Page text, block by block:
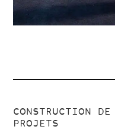
CONSTRUCTION
PROJETS